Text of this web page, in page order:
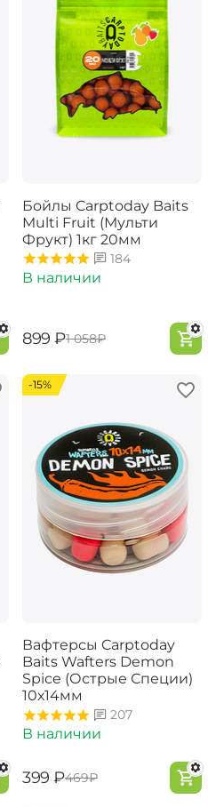
Бойлы Carptoday Baits
Multi Fruit (Мульти
Фрукт) 1кг 20мм
184
В наличии
‍899‍ ₽‍1 058‍₽
-15%
Вафтерсы Carptoday
Baits Wafters Demon
Spice (Острые Специи)
10х14мм
207
В наличии
‍399‍ ₽‍469‍₽